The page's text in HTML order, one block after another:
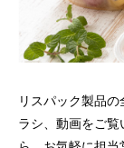
リスパック製品
ラシ、動画をご